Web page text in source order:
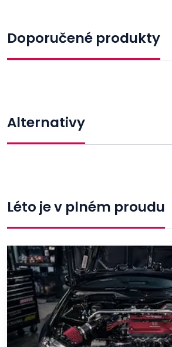
Doporučené produkty
Alternativy
Léto je v plném proudu